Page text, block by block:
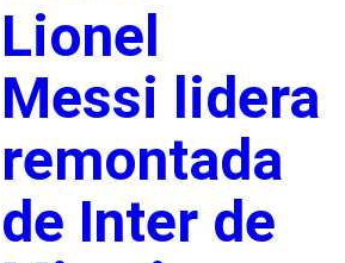
Lionel
Messi lidera
remontada
de Inter de